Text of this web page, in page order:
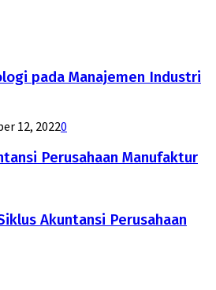
pada Manajemen Industri
12, 20220
Perusahaan Manufaktur
Akuntansi Perusahaan